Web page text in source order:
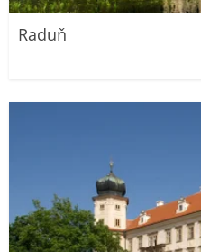
Raduň